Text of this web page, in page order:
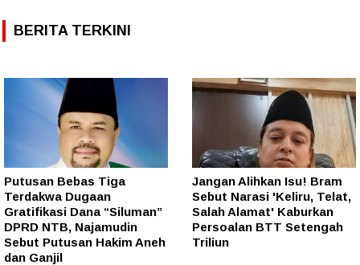
BERITA TERKINI
Putusan Bebas Tiga
Terdakwa Dugaan
Gratifikasi Dana “Siluman”
DPRD NTB, Najamudin
Sebut Putusan Hakim Aneh
dan Ganjil
Jangan Alihkan Isu! Bram
Sebut Narasi 'Keliru, Telat,
Salah Alamat' Kaburkan
Persoalan BTT Setengah
Triliun